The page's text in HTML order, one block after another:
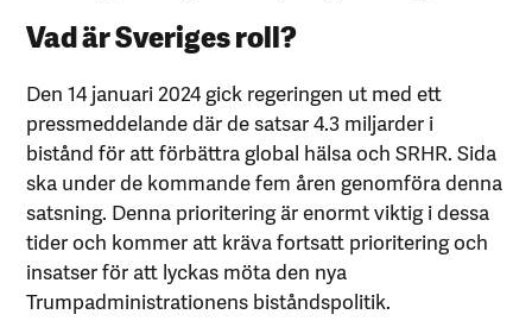
Vad är Sveriges roll?
Den 14 januari 2024 gick regeringen ut med ett
pressmeddelande där de satsar 4.3 miljarder i
bistånd för att förbättra global hälsa och SRHR. Sida
ska under de kommande fem åren genomföra denna
satsning. Denna prioritering är enormt viktig i dessa
tider och kommer att kräva fortsatt prioritering och
insatser för att lyckas möta den nya
Trumpadministrationens biståndspolitik.